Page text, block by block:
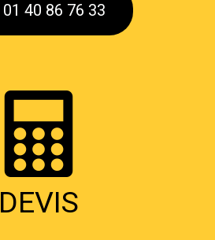
01 40 86 76 33
DEVIS